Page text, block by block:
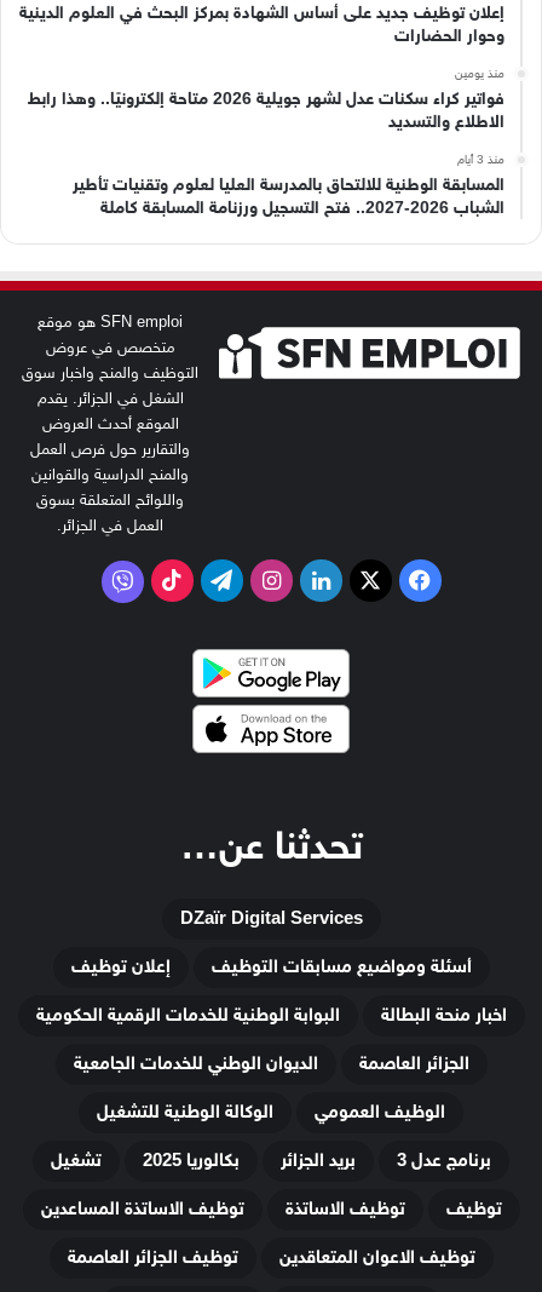
إعلان توظيف جديد على أساس الشهادة بمركز البحث في العلوم الدينية
وحوار الحضارات
منذ يومين
فواتير كراء سكنات عدل لشهر جويلية 2026 متاحة إلكترونيًا.. وهذا رابط
الاطلاع والتسديد
منذ 3 أيام
المسابقة الوطنية للالتحاق بالمدرسة العليا لعلوم وتقنيات تأطير
الشباب 2026-2027.. فتح التسجيل ورزنامة المسابقة كاملة
SFN emploi هو موقع
متخصص في عروض
التوظيف والمنح واخبار سوق
الشغل في الجزائر. يقدم
الموقع أحدث العروض
والتقارير حول فرص العمل
والمنح الدراسية والقوانين
واللوائح المتعلقة بسوق
العمل في الجزائر.
فيسبوك
‫X لينكدإنانستقرامتيلقرام‫TikTokفايبر
تحدثنا عن…
DZaïr Digital Services
أسئلة ومواضيع مسابقات التوظيف
إعلان توظيف
اخبار منحة البطالة
البوابة الوطنية للخدمات الرقمية الحكومية
الجزائر العاصمة
الديوان الوطني للخدمات الجامعية
الوظيف العمومي
الوكالة الوطنية للتشغيل
برنامج عدل 3
بريد الجزائر بكالوريا 2025
تشغيل
توظيف
توظيف الاساتذة
توظيف الاساتذة المساعدين
توظيف الاعوان المتعاقدين
توظيف الجزائر العاصمة